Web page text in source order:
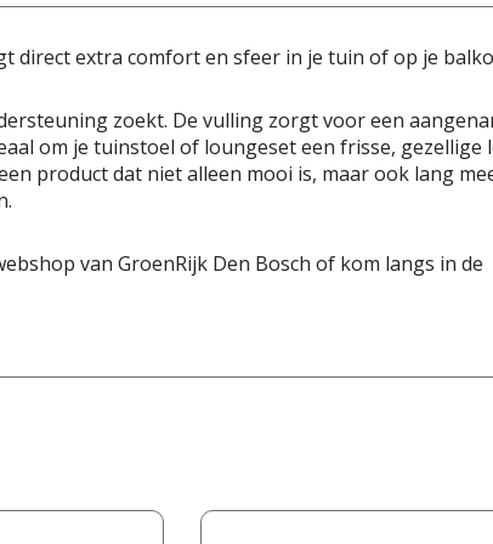
direct extra comfort en sfeer in je tuin of op je
zoekt. De vulling zorgt voor een
om je tuinstoel of loungeset een frisse, gezellige
product dat niet alleen mooi is, maar ook lang
van GroenRijk Den Bosch of kom langs in de